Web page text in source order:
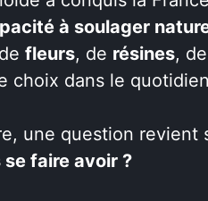
à soulager
fleurs, de résines, de
choix dans le
une question revient
faire avoir ?